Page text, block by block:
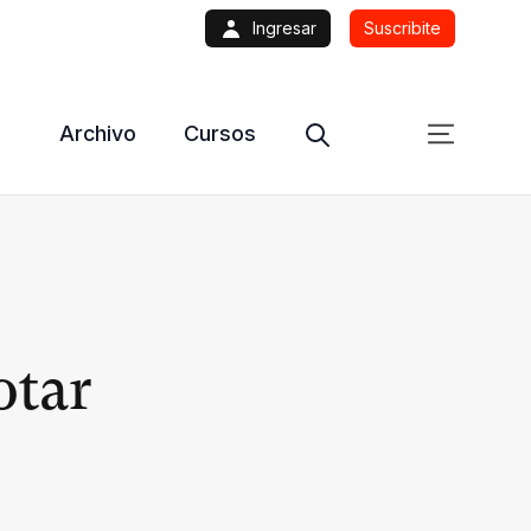
Ingresar Suscribite
Archivo Cursos